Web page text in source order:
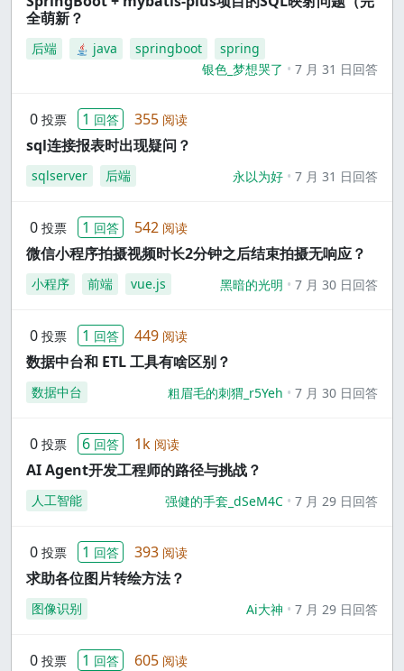
全萌新？
后端 java springboot
spring
银色_梦想哭了
7 月 31 日回答
0 投票 1 回答 355 阅读
sql连接报表时出现疑问？
sqlserver 后端 永以为好 7 月 31 日回答
0 投票 1 回答 542 阅读
微信小程序拍摄视频时长2分钟之后结束拍摄无响应？
小程序 前端 vue.js 黑暗的光明 7 月 30 日回答
0 投票 1 回答 449 阅读
数据中台和 ETL 工具有啥区别？
数据中台 粗眉毛的刺猬_r5Yeh 7 月 30 日回答
0 投票 6 回答 1k 阅读
AI Agent开发工程师的路径与挑战？
人工智能 强健的手套_dSeM4C 7 月 29 日回答
0 投票 1 回答 393 阅读
求助各位图片转绘方法？
图像识别 Ai大神 7 月 29 日回答
0 投票 1 回答 605 阅读